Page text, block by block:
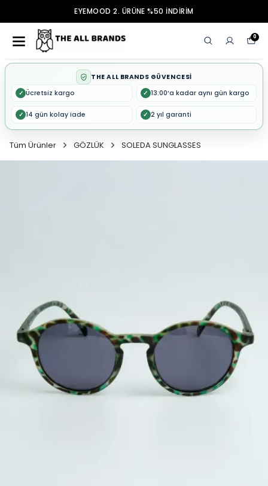
EYEMOOD 2. ÜRÜNE %50 İNDİRİM
0
THE ALL BRANDS GÜVENCESİ
✓ Ücretsiz kargo ✓ 13:00’a kadar aynı gün kargo
✓ 14 gün kolay iade ✓ 2 yıl garanti
Tüm Ürünler GÖZLÜK SOLEDA SUNGLASSES